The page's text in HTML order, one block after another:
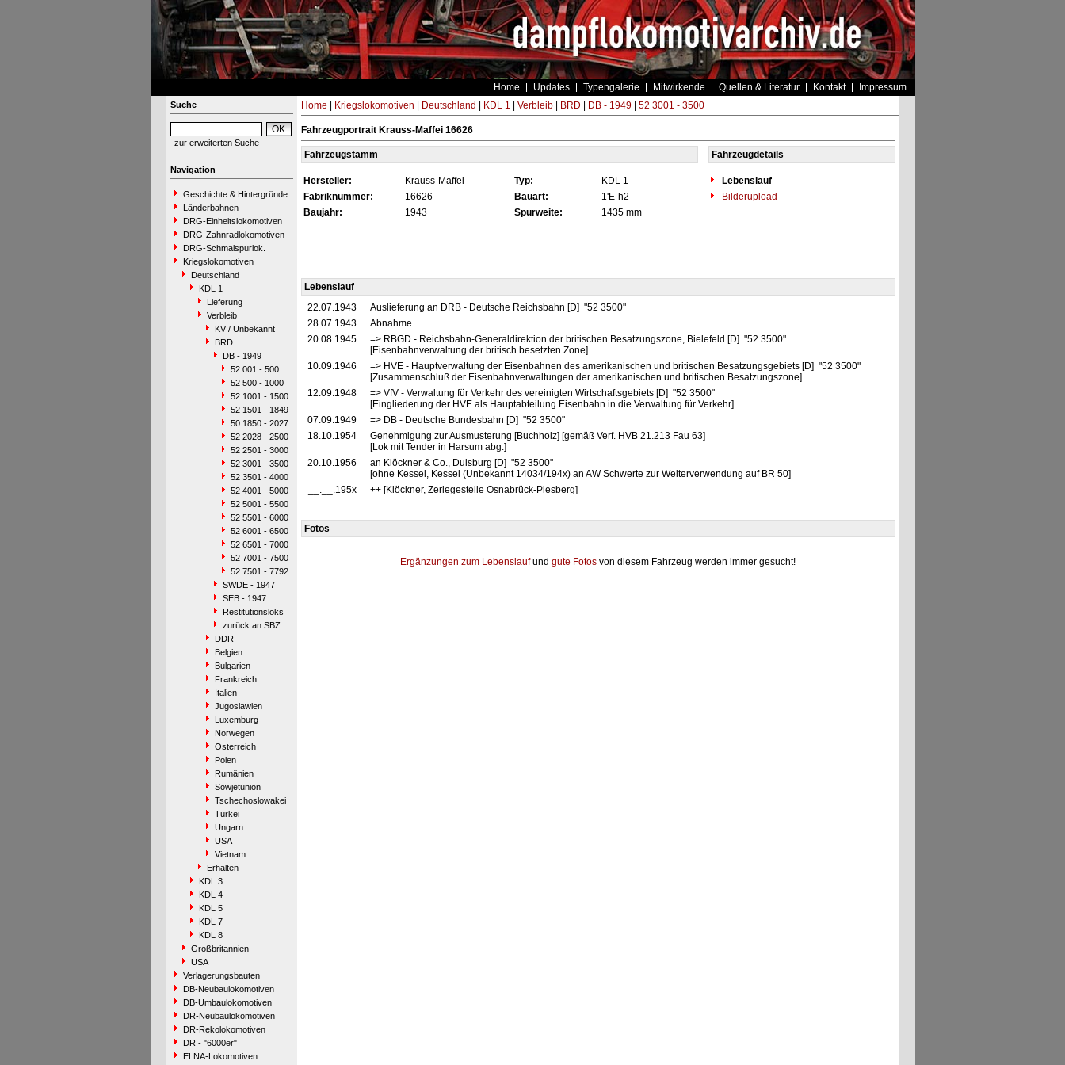
Home Updates Typengalerie Mitwirkende Quellen & Literatur Kontakt Impressum
Suche
zur erweiterten Suche
Navigation
Geschichte & Hintergründe
Länderbahnen
DRG-Einheitslokomotiven
DRG-Zahnradlokomotiven
DRG-Schmalspurlok.
Kriegslokomotiven
Deutschland
KDL 1
Lieferung
Verbleib
KV / Unbekannt
BRD
DB - 1949
52 001 - 500
52 500 - 1000
52 1001 - 1500
52 1501 - 1849
50 1850 - 2027
52 2028 - 2500
52 2501 - 3000
52 3001 - 3500
52 3501 - 4000
52 4001 - 5000
52 5001 - 5500
52 5501 - 6000
52 6001 - 6500
52 6501 - 7000
52 7001 - 7500
52 7501 - 7792
SWDE - 1947
SEB - 1947
Restitutionsloks
zurück an SBZ
DDR
Belgien
Bulgarien
Frankreich
Italien
Jugoslawien
Luxemburg
Norwegen
Österreich
Polen
Rumänien
Sowjetunion
Tschechoslowakei
Türkei
Ungarn
USA
Vietnam
Erhalten
KDL 3
KDL 4
KDL 5
KDL 7
KDL 8
Großbritannien
USA
Verlagerungsbauten
DB-Neubaulokomotiven
DB-Umbaulokomotiven
DR-Neubaulokomotiven
DR-Rekolokomotiven
DR - "6000er"
ELNA-Lokomotiven
Home Kriegslokomotiven Deutschland KDL 1 Verbleib| BRD DB - 1949| 52 3001 - 3500
Fahrzeugportrait Krauss-Maffei 16626
Fahrzeugstamm Fahrzeugdetails
Hersteller: Krauss-Maffei Typ: KDL 1
Lebenslauf
Fabriknummer:
16626 Bauart: 1'E-h2
Bilderupload
Baujahr:
1943 Spurweite: 1435 mm
Lebenslauf
22.07.1943
Auslieferung an DRB - Deutsche Reichsbahn [D] "52 3500"
28.07.1943
Abnahme
20.08.1945
=> RBGD - Reichsbahn-Generaldirektion der britischen Besatzungszone, Bielefeld [D] "52 3500"
[Eisenbahnverwaltung der britisch besetzten Zone]
10.09.1946
=> HVE - Hauptverwaltung der Eisenbahnen des amerikanischen und britischen Besatzungsgebiets [D] "52 3500"
[Zusammenschluß der Eisenbahnverwaltungen der amerikanischen und britischen Besatzungszone]
12.09.1948
=> VfV - Verwaltung für Verkehr des vereinigten Wirtschaftsgebiets [D] "52 3500"
[Eingliederung der HVE als Hauptabteilung Eisenbahn in die Verwaltung für Verkehr]
07.09.1949
=> DB - Deutsche Bundesbahn [D] "52 3500"
18.10.1954
Genehmigung zur Ausmusterung [Buchholz] [gemäß Verf. HVB 21.213 Fau 63]
[Lok mit Tender in Harsum abg.]
20.10.1956
an Klöckner & Co., Duisburg [D] "52 3500"
[ohne Kessel, Kessel (Unbekannt 14034/194x) an AW Schwerte zur Weiterverwendung auf BR 50]
__.__.195x
++ [Klöckner, Zerlegestelle Osnabrück-Piesberg]
Fotos
Ergänzungen zum Lebenslaufund gute Fotos von diesem Fahrzeug werden immer gesucht!